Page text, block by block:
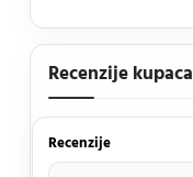
Recenzije kupaca
Recenzije